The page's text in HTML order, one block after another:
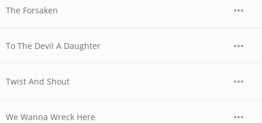
The Forsaken
To The Devil A Daughter
Twist And Shout
We Wanna Wreck Here